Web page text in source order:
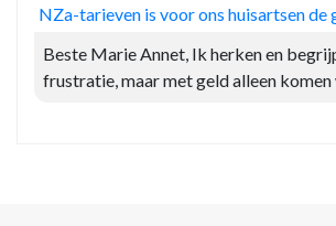
NZa-tarieven is voor ons huisartsen de
Beste Marie Annet, Ik herken en
frustratie, maar met geld alleen komen